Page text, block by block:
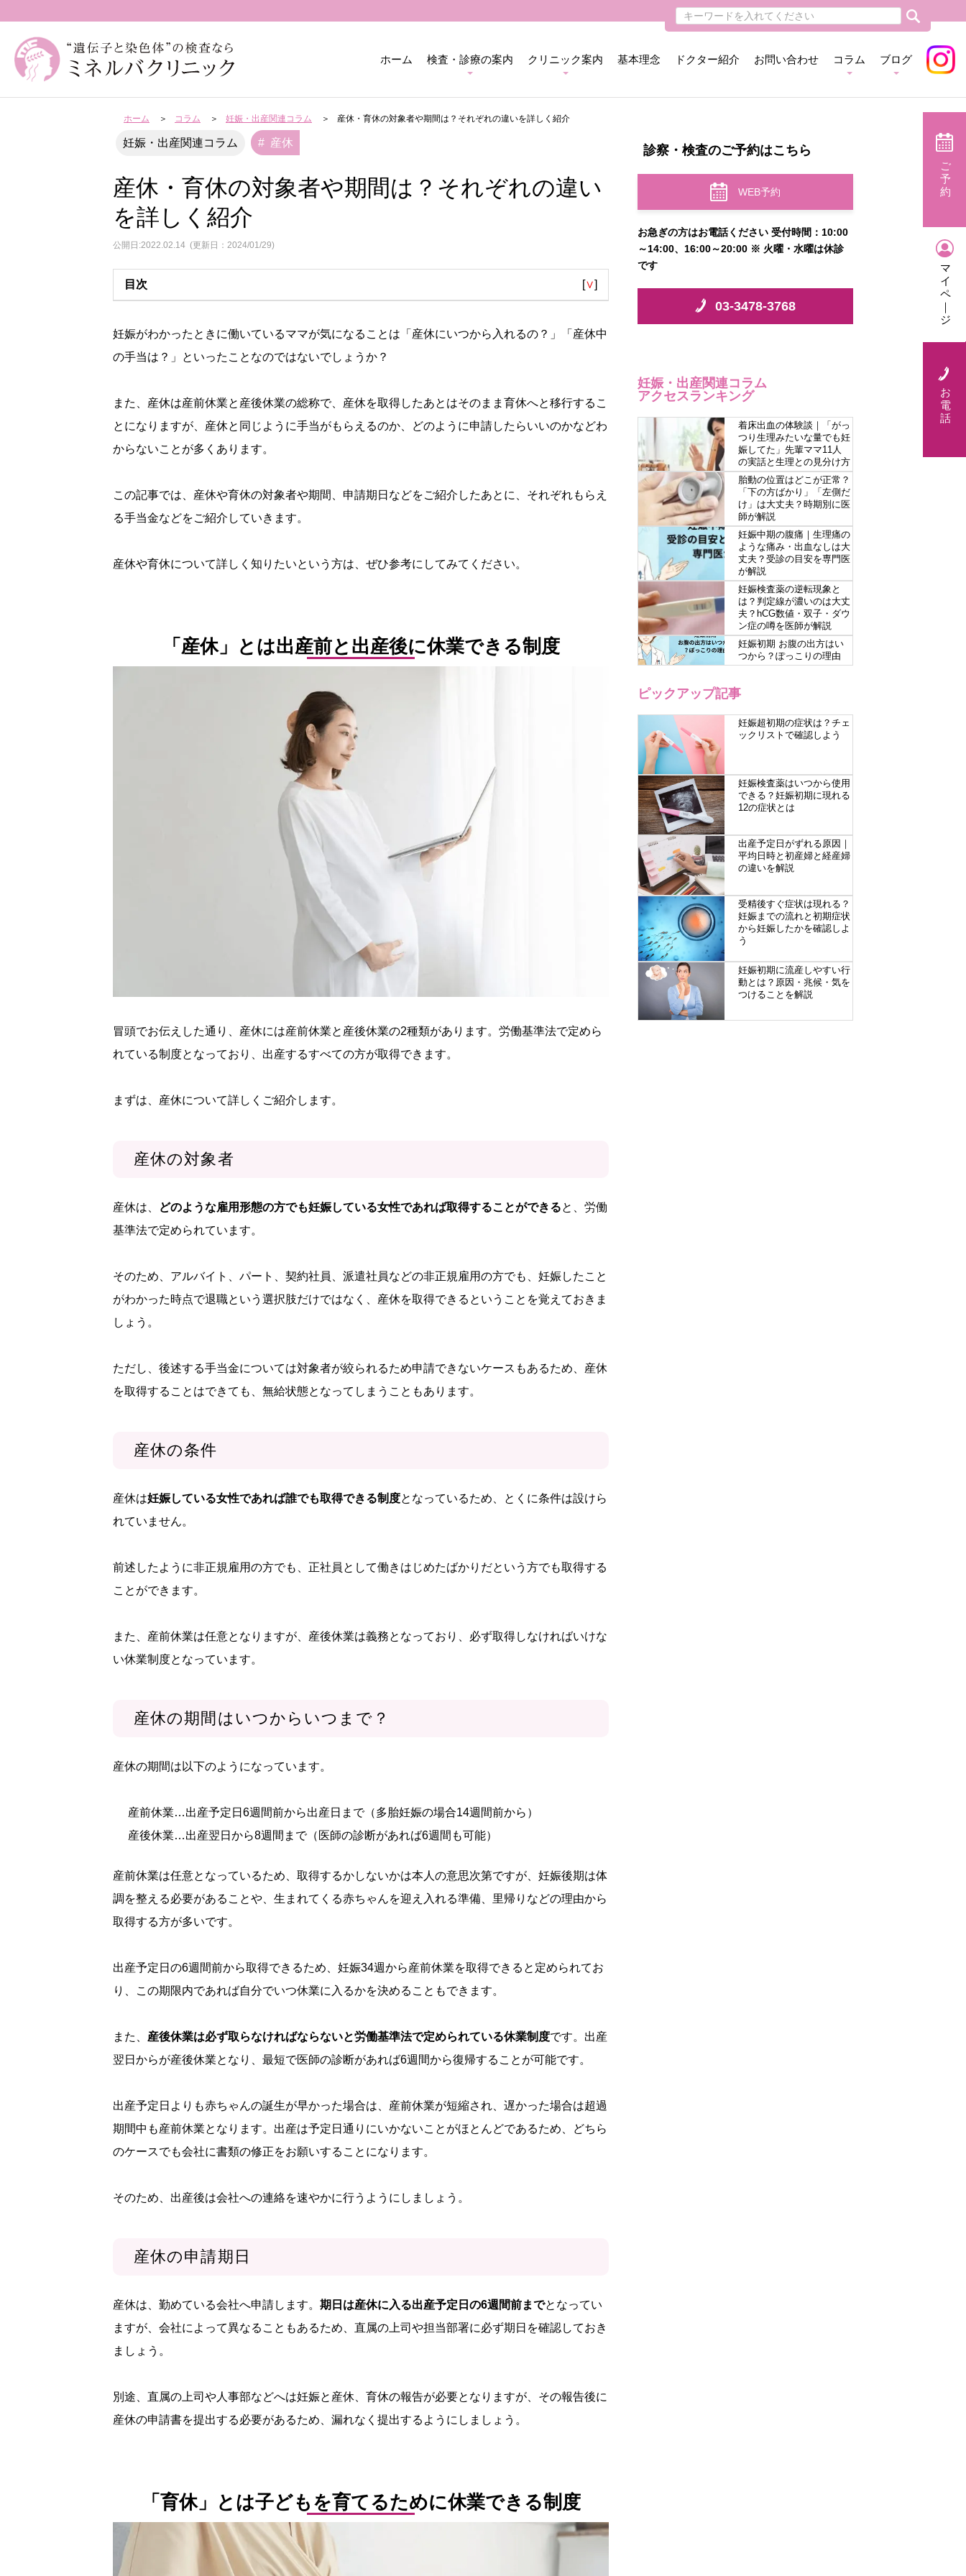
ホーム 検査・診療の案内 クリニック案内 基本理念 ドクター紹介 お問い合わせ コラム ブログ
ホーム コラム 妊娠・出産関連コラム 産休・育休の対象者や期間は？それぞれの違いを詳しく紹介
妊娠・出産関連コラム 産休
産休・育休の対象者や期間は？それぞれの違い
を詳しく紹介
公開日:2022.02.14 (更新日：2024/01/29)
目次 [∨]
妊娠がわかったときに働いているママが気になることは「産休にいつから入れるの？」「産休中
の手当は？」といったことなのではないでしょうか？
また、産休は産前休業と産後休業の総称で、産休を取得したあとはそのまま育休へと移行するこ
とになりますが、産休と同じように手当がもらえるのか、どのように申請したらいいのかなどわ
からないことが多くあります。
この記事では、産休や育休の対象者や期間、申請期日などをご紹介したあとに、それぞれもらえ
る手当金などをご紹介していきます。
産休や育休について詳しく知りたいという方は、ぜひ参考にしてみてください。
「産休」とは出産前と出産後に休業できる制度
冒頭でお伝えした通り、産休には産前休業と産後休業の2種類があります。労働基準法で定めら
れている制度となっており、出産するすべての方が取得できます。
まずは、産休について詳しくご紹介します。
産休の対象者
産休は、 どのような雇用形態の方でも妊娠している女性であれば取得することができると、労働
基準法で定められています。
そのため、アルバイト、パート、契約社員、派遣社員などの非正規雇用の方でも、妊娠したこと
がわかった時点で退職という選択肢だけではなく、産休を取得できるということを覚えておきま
しょう。
ただし、後述する手当金については対象者が絞られるため申請できないケースもあるため、産休
を取得することはできても、無給状態となってしまうこともあります。
産休の条件
産休は妊娠している女性であれば誰でも取得できる制度となっているため、とくに条件は設けら
れていません。
前述したように非正規雇用の方でも、正社員として働きはじめたばかりだという方でも取得する
ことができます。
また、産前休業は任意となりますが、産後休業は義務となっており、必ず取得しなければいけな
い休業制度となっています。
産休の期間はいつからいつまで？
産休の期間は以下のようになっています。
産前休業…出産予定日6週間前から出産日まで（多胎妊娠の場合14週間前から）
産後休業…出産翌日から8週間まで（医師の診断があれば6週間も可能）
産前休業は任意となっているため、取得するかしないかは本人の意思次第ですが、妊娠後期は体
調を整える必要があることや、生まれてくる赤ちゃんを迎え入れる準備、里帰りなどの理由から
取得する方が多いです。
出産予定日の6週間前から取得できるため、妊娠34週から産前休業を取得できると定められてお
り、この期限内であれば自分でいつ休業に入るかを決めることもできます。
また、 産後休業は必ず取らなければならないと労働基準法で定められている休業制度です。出産
翌日からが産後休業となり、最短で医師の診断があれば6週間から復帰することが可能です。
出産予定日よりも赤ちゃんの誕生が早かった場合は、産前休業が短縮され、遅かった場合は超過
期間中も産前休業となります。出産は予定日通りにいかないことがほとんどであるため、どちら
のケースでも会社に書類の修正をお願いすることになります。
そのため、出産後は会社への連絡を速やかに行うようにしましょう。
産休の申請期日
産休は、勤めている会社へ申請します。 期日は産休に入る出産予定日の6週間前までとなってい
ますが、会社によって異なることもあるため、直属の上司や担当部署に必ず期日を確認しておき
ましょう。
別途、直属の上司や人事部などへは妊娠と産休、育休の報告が必要となりますが、その報告後に
産休の申請書を提出する必要があるため、漏れなく提出するようにしましょう。
「育休」とは子どもを育てるために休業できる制度
診察・検査のご予約はこちら
WEB予約
お急ぎの方はお電話ください 受付時間：10:00
～14:00、16:00～20:00 ※ 火曜・水曜は休診
です
03-3478-3768
妊娠・出産関連コラム
アクセスランキング
着床出血の体験談｜「がっ
つり生理みたいな量でも妊
娠してた」先輩ママ11人
の実話と生理との見分け方
胎動の位置はどこが正常？
「下の方ばかり」「左側だ
け」は大丈夫？時期別に医
師が解説
妊娠中期の腹痛｜生理痛の
ような痛み・出血なしは大
丈夫？受診の目安を専門医
が解説
妊娠検査薬の逆転現象と
は？判定線が濃いのは大丈
夫？hCG数値・双子・ダウ
ン症の噂を医師が解説
妊娠初期 お腹の出方はい
つから？ぽっこりの理由
ピックアップ記事
妊娠超初期の症状は？チェ
ックリストで確認しよう
妊娠検査薬はいつから使用
できる？妊娠初期に現れる
12の症状とは
出産予定日がずれる原因｜
平均日時と初産婦と経産婦
の違いを解説
受精後すぐ症状は現れる？
妊娠までの流れと初期症状
から妊娠したかを確認しよ
う
妊娠初期に流産しやすい行
動とは？原因・兆候・気を
つけることを解説
ご
予
約
マ
イ
ペ
｜
ジ
お
電
話